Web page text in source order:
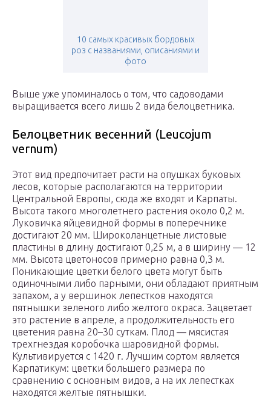
10 самых красивых бордовых
роз с названиями, описаниями и
фото
Выше уже упоминалось о том, что садоводами
выращивается всего лишь 2 вида белоцветника.
Белоцветник весенний (Leucojum
vernum)
Этот вид предпочитает расти на опушках буковых
лесов, которые располагаются на территории
Центральной Европы, сюда же входят и Карпаты.
Высота такого многолетнего растения около 0,2 м.
Луковичка яйцевидной формы в поперечнике
достигают 20 мм. Широколанцетные листовые
пластины в длину достигают 0,25 м, а в ширину ― 12
мм. Высота цветоносов примерно равна 0,3 м.
Поникающие цветки белого цвета могут быть
одиночными либо парными, они обладают приятным
запахом, а у вершинок лепестков находятся
пятнышки зеленого либо желтого окраса. Зацветает
это растение в апреле, а продолжительность его
цветения равна 20–30 суткам. Плод ― мясистая
трехгнездая коробочка шаровидной формы.
Культивируется с 1420 г. Лучшим сортом является
Карпатикум: цветки большего размера по
сравнению с основным видов, а на их лепестках
находятся желтые пятнышки.